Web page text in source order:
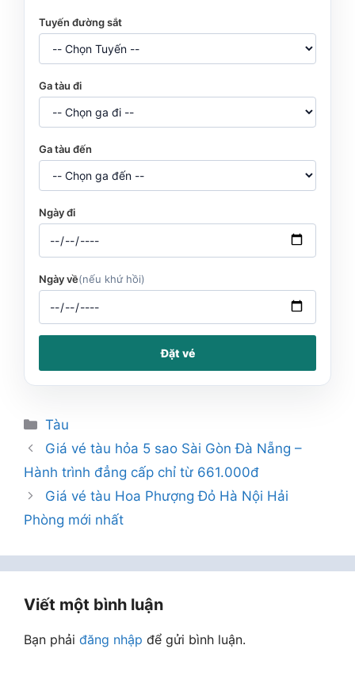
Tuyến đường sắt
Ga tàu đi
Ga tàu đến
Ngày đi
Ngày về(nếu khứ hồi)
Đặt vé
Danh
mục
Tàu
Giá vé tàu hỏa 5 sao Sài Gòn Đà Nẵng –
Hành trình đẳng cấp chỉ từ 661.000đ
Giá vé tàu Hoa Phượng Đỏ Hà Nội Hải
Phòng mới nhất
Viết một bình luận
Bạn phải đăng nhập để gửi bình luận.